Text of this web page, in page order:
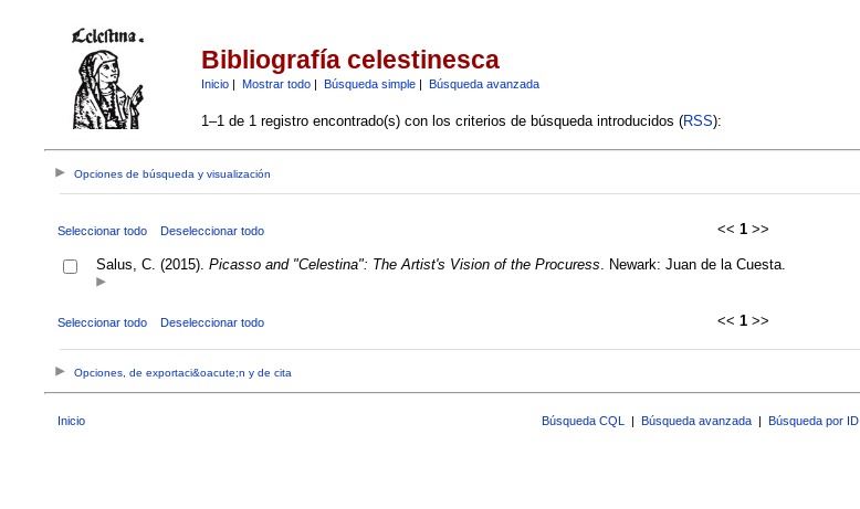
Bibliografía celestinesca
Inicio| Mostrar todo| Búsqueda simple| Búsqueda avanzada
1–1 de 1 registro encontrado(s) con los criterios de búsqueda introducidos (RSS):
Opciones de búsqueda y visualización
Seleccionar todo Deseleccionar todo << 1>>
Salus, C. (2015). Picasso and "Celestina": The Artist's Vision of the Procuress . Newark: Juan de la Cuesta.
Seleccionar todo Deseleccionar todo << 1>>
Opciones, de exportaci&oacute;n y de cita
Inicio Búsqueda CQL | Búsqueda avanzada | Búsqueda por ID